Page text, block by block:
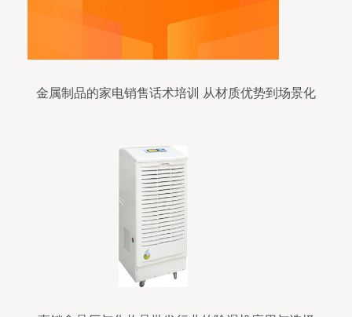
金属制品的家电销售话术培训 从材质优势到场景化